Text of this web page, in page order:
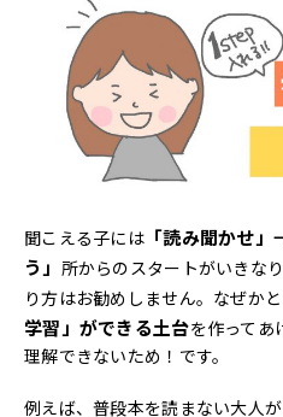
聞こえる子には「読み聞かせ」
う」 所からのスタートがいきな
り方はお勧めしません。なぜか
学習」ができる土台を作ってあ
理解できないため！です。
例えば、普段本を読まない大人